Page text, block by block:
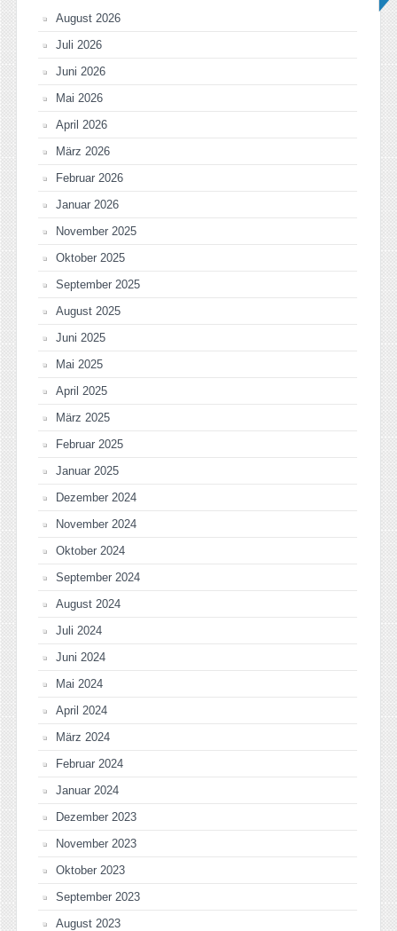
August 2026
Juli 2026
Juni 2026
Mai 2026
April 2026
März 2026
Februar 2026
Januar 2026
November 2025
Oktober 2025
September 2025
August 2025
Juni 2025
Mai 2025
April 2025
März 2025
Februar 2025
Januar 2025
Dezember 2024
November 2024
Oktober 2024
September 2024
August 2024
Juli 2024
Juni 2024
Mai 2024
April 2024
März 2024
Februar 2024
Januar 2024
Dezember 2023
November 2023
Oktober 2023
September 2023
August 2023